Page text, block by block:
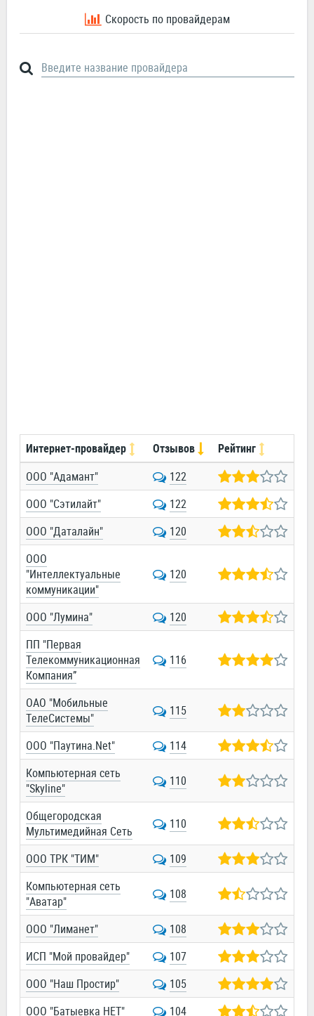
Скорость по провайдерам
Введите название провайдера
Интернет-провайдер Отзывов
Рейтинг
ООО "Адамант"
122
ООО "Сэтилайт"
122
ООО "Даталайн"
120
ООО
"Интеллектуальные
коммуникации"
120
ООО "Лумина"
120
ПП "Первая
Телекоммуникационная
Компания”
116
ОАО "Мобильные
ТелеСистемы"
115
ООО "Паутина.Net"
114
Компьютерная сеть
"Skyline"
110
Общегородская
Мультимедийная Сеть
110
ООО ТРК "ТИМ"
109
Компьютерная сеть
"Аватар"
108
ООО "Лиманет"
108
ИСП "Мой провайдер"
107
ООО "Наш Простир"
105
ООО "Батыевка НЕТ"
104